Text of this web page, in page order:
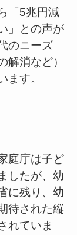
「5兆円減
」との声が
のニーズ
解消など）
ます。
庭庁は子ど
したが、幼
に残り、幼
待された縦
れていま